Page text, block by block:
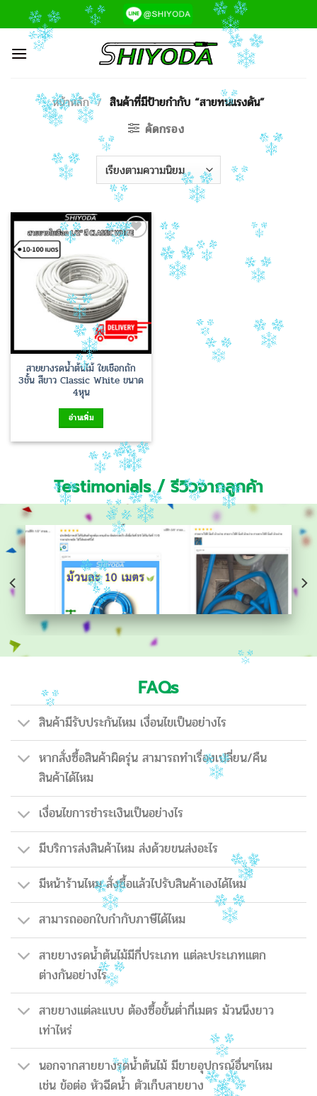
ไป
เนื้อหา
หน้าหลัก / สินค้าที่มีป้ายกำกับ “สายทนแรงดัน”
คัดกรอง
Add to
สายยางรดน้ำต้นไม้ ใยเชือกถัก
3ชั้น สีขาว Classic White ขนาด
4หุน
อ่านเพิ่ม
Testimonials / รีวิวจากลูกค้า
FAQs
สินค้ามีรับประกันไหม เงื่อนไขเป็นอย่างไร
หากสั่งซื้อสินค้าผิดรุ่น สามารถทำเรื่องเปลี่ยน/คืน
สินค้าได้ไหม
เงื่อนไขการชำระเงินเป็นอย่างไร
มีบริการส่งสินค้าไหม ส่งด้วยขนส่งอะไร
มีหน้าร้านไหม สั่งซื้อแล้วไปรับสินค้าเองได้ไหม
สามารถออกใบกำกับภาษีได้ไหม
สายยางรดน้ำต้นไม้มีกี่ประเภท แต่ละประเภทแตก
ต่างกันอย่างไร
สายยางแต่ละแบบ ต้องซื้อขั้นต่ำกี่เมตร ม้วนนึงยาว
เท่าไหร่
นอกจากสายยางรดน้ำต้นไม้ มีขายอุปกรณ์อื่นๆไหม
เช่น ข้อต่อ หัวฉีดน้ำ ตัวเก็บสายยาง